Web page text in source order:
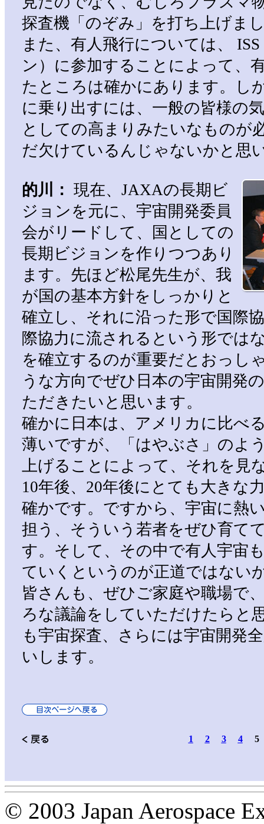
探査機「のぞみ」を打ち上げま
また、有人飛行については、
ン）に参加することによって、
たところは確かにあります。し
に乗り出すには、一般の皆様の
としての高まりみたいなものが
だ欠けているんじゃないかと思
的川： 現在、JAXAの長期ビ
ジョンを元に、宇宙開発委員
会がリードして、国としての
長期ビジョンを作りつつあり
ます。先ほど松尾先生が、我
が国の基本方針をしっかりと
確立し、それに沿った形で国際
際協力に流されるという形では
を確立するのが重要だとおっし
うな方向でぜひ日本の宇宙開発
ただきたいと思います。
確かに日本は、アメリカに比べ
薄いですが、「はやぶさ」のよ
上げることによって、それを見
10年後、20年後にとても大きな
確かです。ですから、宇宙に熱
担う、そういう若者をぜひ育て
す。そして、その中で有人宇宙
ていくというのが正道ではない
皆さんも、ぜひご家庭や職場で
ろな議論をしていただけたらと
も宇宙探査、さらには宇宙開発
いします。
1 2 3 45
© 2003 Japan Aerospace